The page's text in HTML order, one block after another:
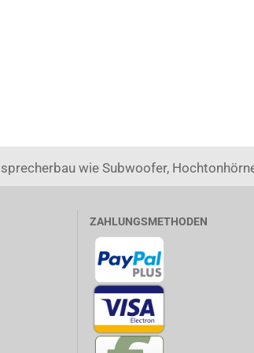
wie Subwoofer,
ZAHLUNGSMETHODEN